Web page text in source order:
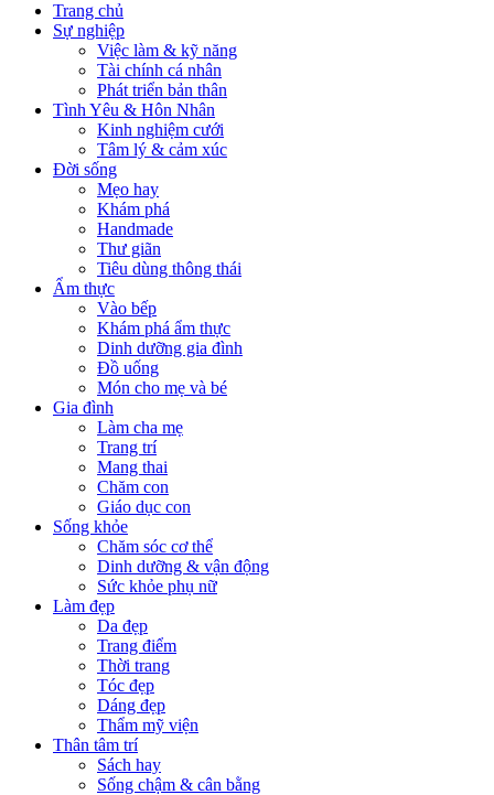
Trang chủ
Sự nghiệp
Việc làm & kỹ năng
Tài chính cá nhân
Phát triển bản thân
Tình Yêu & Hôn Nhân
Kinh nghiệm cưới
Tâm lý & cảm xúc
Đời sống
Mẹo hay
Khám phá
Handmade
Thư giãn
Tiêu dùng thông thái
Ẩm thực
Vào bếp
Khám phá ẩm thực
Dinh dưỡng gia đình
Đồ uống
Món cho mẹ và bé
Gia đình
Làm cha mẹ
Trang trí
Mang thai
Chăm con
Giáo dục con
Sống khỏe
Chăm sóc cơ thể
Dinh dưỡng & vận động
Sức khỏe phụ nữ
Làm đẹp
Da đẹp
Trang điểm
Thời trang
Tóc đẹp
Dáng đẹp
Thẩm mỹ viện
Thân tâm trí
Sách hay
Sống chậm & cân bằng